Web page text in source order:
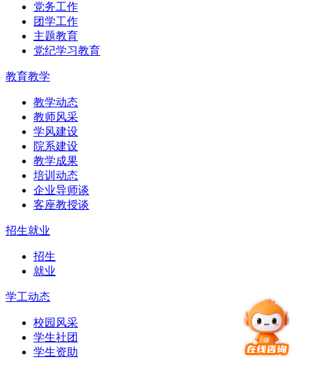
党务工作
团学工作
主题教育
党纪学习教育
教育教学
教学动态
教师风采
学风建设
院系建设
教学成果
培训动态
企业导师谈
客座教授谈
招生就业
招生
就业
学工动态
校园风采
学生社团
学生资助